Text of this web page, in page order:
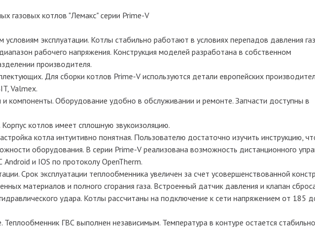
газовых котлов "Лемакс" серии Prime-V
условиям эксплуатации. Котлы стабильно работают в условиях перепадов давления
рабочего напряжения. Конструкция моделей разработана в собственном
производителя.
Для сборки котлов Prime-V используются детали европейских
Valmex.
компоненты. Оборудование удобно в обслуживании и ремонте. Запчасти доступны в
котлов имеет сплошную звукоизоляцию.
котла интуитивно понятная. Пользователю достаточно изучить инструкцию,
оборудования. В серии Prime-V реализована возможность дистанционного
Android и IOS по протоколу OpenTherm.
Срок эксплуатации теплообменника увеличен за счет усовершенствованной
материалов и полного сгорания газа. Встроенный датчик давления и клапан
удара. Котлы рассчитаны на подключение к сети напряжением от 185
Теплообменник ГВС выполнен независимым. Температура в контуре остается